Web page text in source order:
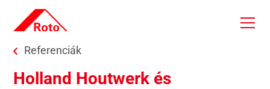
Skip to main content
You are here:
Referenciák
Holland Houtwerk és